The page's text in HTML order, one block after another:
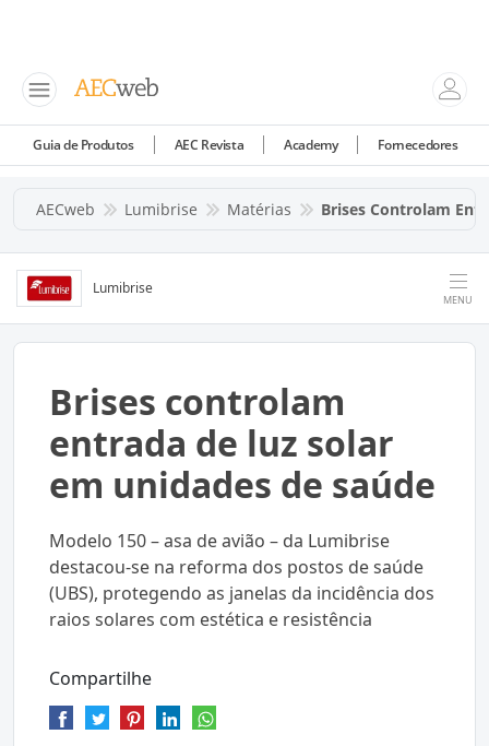
Guia de Produtos AEC Revista Academy Fornecedores
AECweb Lumibrise Matérias Brises Controlam
Lumibrise
MENU
Brises controlam
entrada de luz solar
em unidades de saúde
Modelo 150 – asa de avião – da Lumibrise
destacou-se na reforma dos postos de saúde
(UBS), protegendo as janelas da incidência dos
raios solares com estética e resistência
Compartilhe